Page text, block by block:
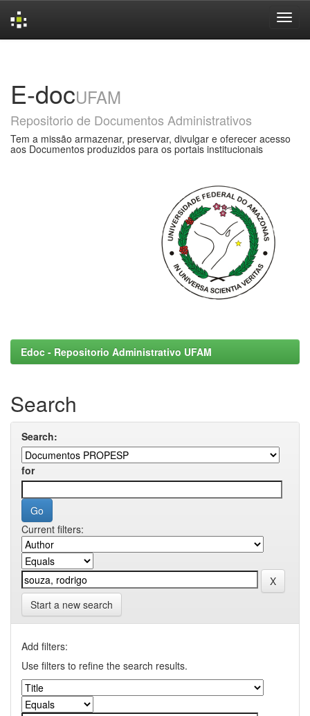
E-docUFAM
Repositorio de Documentos Administrativos
Tem a missão armazenar, preservar, divulgar e oferecer acesso
aos Documentos produzidos para os portais institucionais
Edoc - Repositorio Administrativo UFAM
Search
Search:
for
Current filters:
Start a new search
Add filters:
Use filters to refine the search results.